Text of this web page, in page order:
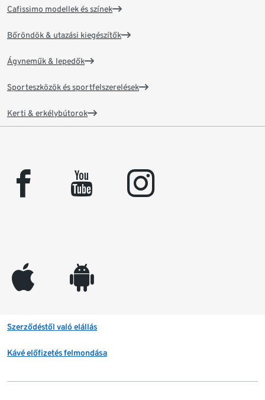
Cafissimo modellek és színek
Bőröndök & utazási kiegészítők
Ágyneműk & lepedők
Sporteszközök és sportfelszerelések
Kerti & erkélybútorok
facebook youtube instagram
appleinc android
Szerződéstől való elállás
Kávé előfizetés felmondása